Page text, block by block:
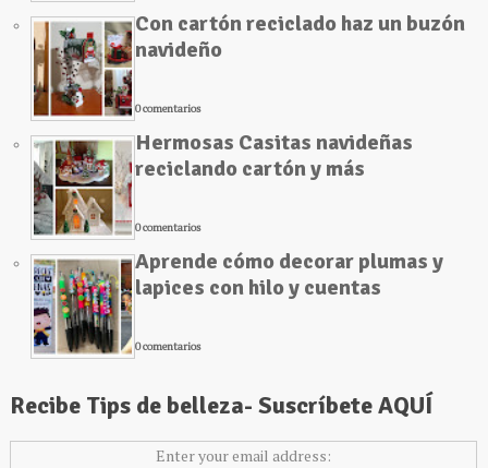
Con cartón reciclado haz un buzón
navideño
0 comentarios
Hermosas Casitas navideñas
reciclando cartón y más
0 comentarios
Aprende cómo decorar plumas y
lapices con hilo y cuentas
0 comentarios
Recibe Tips de belleza- Suscríbete AQUÍ
Enter your email address: